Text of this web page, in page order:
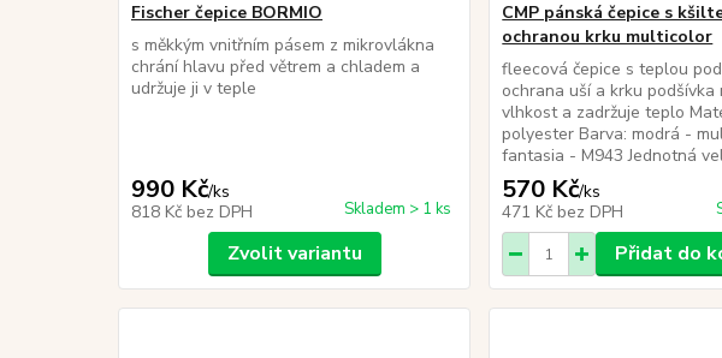
Fischer čepice BORMIO
s měkkým vnitřním pásem z mikrovlákna
chrání hlavu před větrem a chladem a
udržuje ji v teple
990 Kč/ks
818 Kč bez DPH Skladem > 1 ks
Zvolit variantu
CMP pánská čepice s
ochranou krku multicolor
fleecová čepice s teplou
ochrana uší a krku podšívka
vlhkost a zadržuje teplo
polyester Barva: modrá -
fantasia - M943 Jednotná
570 Kč/ks
471 Kč bez DPH
Přidat do